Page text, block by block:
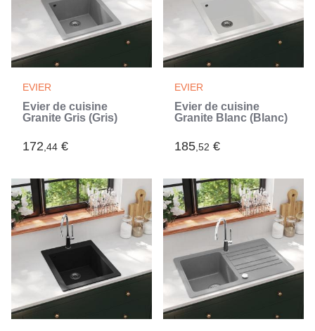
EVIER
Évier de cuisine
Granite Gris (Gris)
172,44 €
EVIER
Évier de cuisine
Granite Blanc (Blanc)
185,52 €